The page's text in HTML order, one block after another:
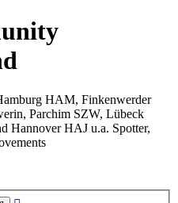
HAM, Finkenwerder
Parchim SZW, Lübeck
Hannover HAJ u.a. Spotter,